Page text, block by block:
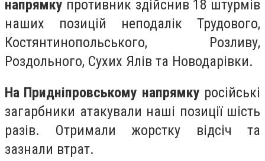
напрямку противник здійснив 18 штурмів
наших позицій неподалік Трудового,
Костянтинопольського, Розливу,
Роздольного, Сухих Ялів та Новодарівки.
На Придніпровському напрямку російські
загарбники атакували наші позиції шість
разів. Отримали жорстку відсіч та
зазнали втрат.